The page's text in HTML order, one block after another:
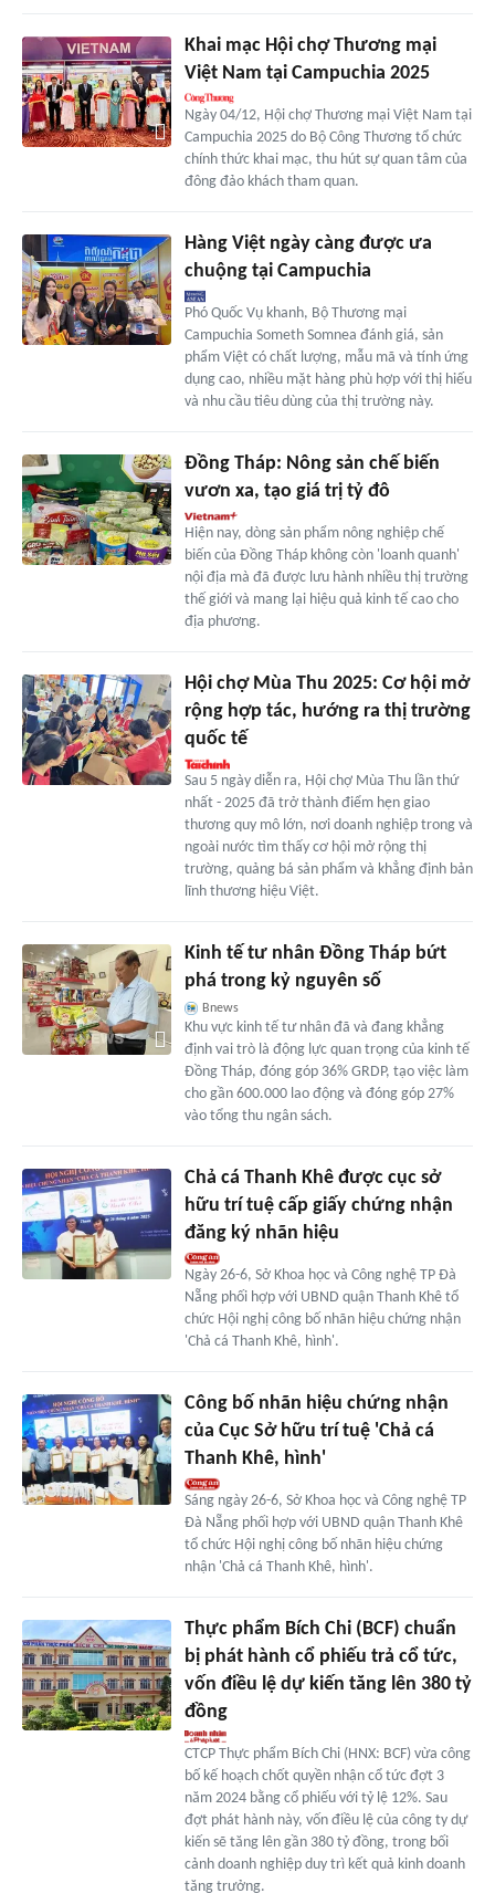
Khai mạc Hội chợ Thương mại
Việt Nam tại Campuchia 2025
Ngày 04/12, Hội chợ Thương mại Việt Nam tại
Campuchia 2025 do Bộ Công Thương tổ chức
chính thức khai mạc, thu hút sự quan tâm của
đông đảo khách tham quan.
Hàng Việt ngày càng được ưa
chuộng tại Campuchia
Phó Quốc Vụ khanh, Bộ Thương mại
Campuchia Someth Somnea đánh giá, sản
phẩm Việt có chất lượng, mẫu mã và tính ứng
dụng cao, nhiều mặt hàng phù hợp với thị hiếu
và nhu cầu tiêu dùng của thị trường này.
Đồng Tháp: Nông sản chế biến
vươn xa, tạo giá trị tỷ đô
Hiện nay, dòng sản phẩm nông nghiệp chế
biến của Đồng Tháp không còn 'loanh quanh'
nội địa mà đã được lưu hành nhiều thị trường
thế giới và mang lại hiệu quả kinh tế cao cho
địa phương.
Hội chợ Mùa Thu 2025: Cơ hội mở
rộng hợp tác, hướng ra thị trường
quốc tế
Sau 5 ngày diễn ra, Hội chợ Mùa Thu lần thứ
nhất - 2025 đã trở thành điểm hẹn giao
thương quy mô lớn, nơi doanh nghiệp trong và
ngoài nước tìm thấy cơ hội mở rộng thị
trường, quảng bá sản phẩm và khẳng định bản
lĩnh thương hiệu Việt.
Kinh tế tư nhân Đồng Tháp bứt
phá trong kỷ nguyên số
Bnews
Khu vực kinh tế tư nhân đã và đang khẳng
định vai trò là động lực quan trọng của kinh tế
Đồng Tháp, đóng góp 36% GRDP, tạo việc làm
cho gần 600.000 lao động và đóng góp 27%
vào tổng thu ngân sách.
Chả cá Thanh Khê được cục sở
hữu trí tuệ cấp giấy chứng nhận
đăng ký nhãn hiệu
Ngày 26-6, Sở Khoa học và Công nghệ TP Đà
Nẵng phối hợp với UBND quận Thanh Khê tổ
chức Hội nghị công bố nhãn hiệu chứng nhận
'Chả cá Thanh Khê, hình'.
Công bố nhãn hiệu chứng nhận
của Cục Sở hữu trí tuệ 'Chả cá
Thanh Khê, hình'
Sáng ngày 26-6, Sở Khoa học và Công nghệ TP
Đà Nẵng phối hợp với UBND quận Thanh Khê
tổ chức Hội nghị công bố nhãn hiệu chứng
nhận 'Chả cá Thanh Khê, hình'.
Thực phẩm Bích Chi (BCF) chuẩn
bị phát hành cổ phiếu trả cổ tức,
vốn điều lệ dự kiến tăng lên 380 tỷ
đồng
CTCP Thực phẩm Bích Chi (HNX: BCF) vừa công
bố kế hoạch chốt quyền nhận cổ tức đợt 3
năm 2024 bằng cổ phiếu với tỷ lệ 12%. Sau
đợt phát hành này, vốn điều lệ của công ty dự
kiến sẽ tăng lên gần 380 tỷ đồng, trong bối
cảnh doanh nghiệp duy trì kết quả kinh doanh
tăng trưởng.